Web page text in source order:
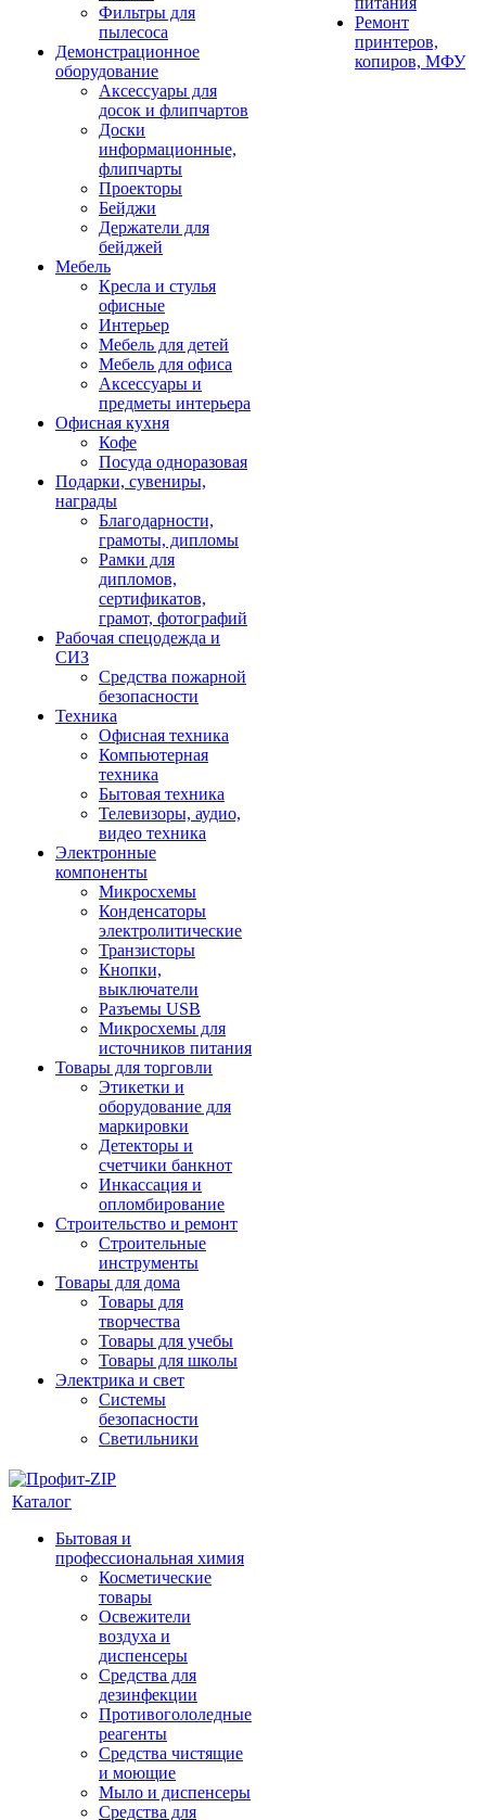
Фильтры для
пылесоса
Демонстрационное
оборудование
Аксессуары для
досок и флипчартов
Доски
информационные,
флипчарты
Проекторы
Бейджи
Держатели для
бейджей
Мебель
Кресла и стулья
офисные
Интерьер
Мебель для детей
Мебель для офиса
Аксессуары и
предметы интерьера
Офисная кухня
Кофе
Посуда одноразовая
Подарки, сувениры,
награды
Благодарности,
грамоты, дипломы
Рамки для
дипломов,
сертификатов,
грамот, фотографий
Рабочая спецодежда и
СИЗ
Средства пожарной
безопасности
Техника
Офисная техника
Компьютерная
техника
Бытовая техника
Телевизоры, аудио,
видео техника
Электронные
компоненты
Микросхемы
Конденсаторы
электролитические
Транзисторы
Кнопки,
выключатели
Разъемы USB
Микросхемы для
источников питания
Товары для торговли
Этикетки и
оборудование для
маркировки
Детекторы и
счетчики банкнот
Инкассация и
опломбирование
Строительство и ремонт
Строительные
инструменты
Товары для дома
Товары для
творчества
Товары для учебы
Товары для школы
Электрика и свет
Системы
безопасности
Светильники
Ремонт
принтеров,
копиров, МФУ
Каталог
Бытовая и
профессиональная химия
Косметические
товары
Освежители
воздуха и
диспенсеры
Средства для
дезинфекции
Противогололедные
реагенты
Средства чистящие
и моющие
Мыло и диспенсеры
Средства для